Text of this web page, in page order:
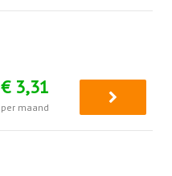
€ 3,31
per maand